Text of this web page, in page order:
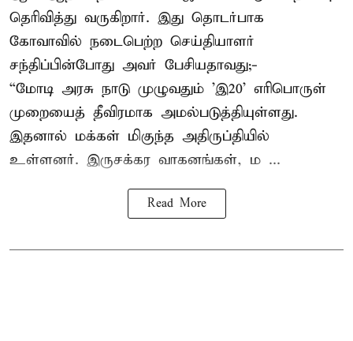
தெரிவித்து வருகிறார். இது தொடர்பாக
கோவாவில் நடைபெற்ற செய்தியாளர்
சந்திப்பின்போது அவர் பேசியதாவது;-
“மோடி அரசு நாடு முழுவதும் 'இ20’ எரிபொருள்
முறையைத் தீவிரமாக அமல்படுத்தியுள்ளது.
இதனால் மக்கள் மிகுந்த அதிருப்தியில்
உள்ளனர். இருசக்கர வாகனங்கள், ம ...
Read More